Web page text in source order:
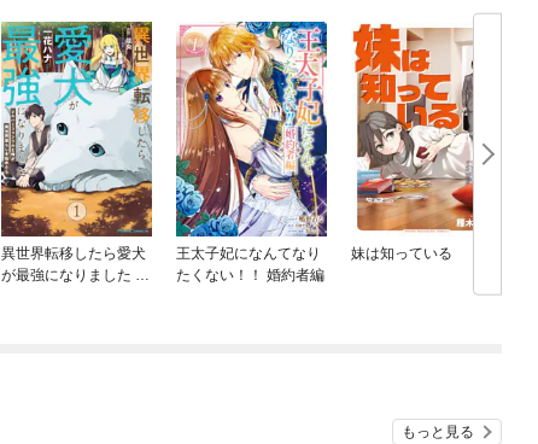
異世界転移したら愛犬
が最強になりました ～
王太子妃になんてなり
たくない！！ 婚約者編
妹は知っている
もっと見る